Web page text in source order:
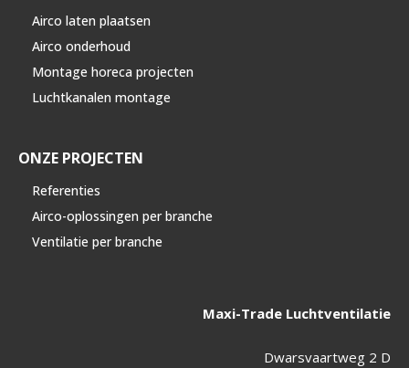
Airco laten plaatsen
Airco onderhoud
Montage horeca projecten
Luchtkanalen montage
ONZE PROJECTEN
Referenties
Airco-oplossingen per branche
Ventilatie per branche
Maxi-Trade Luchtventilatie
Dwarsvaartweg 2 D